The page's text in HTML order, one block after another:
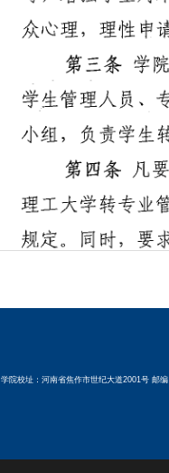
学院校址：河南省焦作市世纪大道2001号 邮